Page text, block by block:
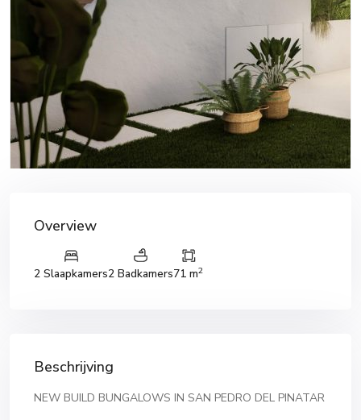
Overview
2 Slaapkamers2 Badkamers71 m2
Beschrijving
NEW BUILD BUNGALOWS IN SAN PEDRO DEL PINATAR